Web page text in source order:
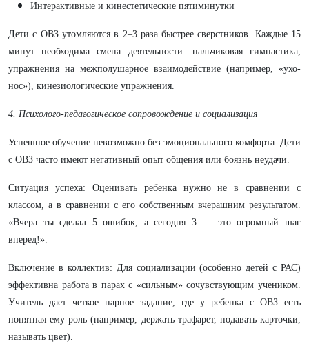
​Интерактивные и кинестетические пятиминутки
​Дети с ОВЗ утомляются в 2–3 раза быстрее сверстников. Каждые 15
минут необходима смена деятельности: пальчиковая гимнастика,
упражнения на межполушарное взаимодействие (например, «ухо-
нос»), кинезиологические упражнения.
4. Психолого-педагогическое сопровождение и социализация
​Успешное обучение невозможно без эмоционального комфорта. Дети
с ОВЗ часто имеют негативный опыт общения или боязнь неудачи.
​Ситуация успеха: Оценивать ребенка нужно не в сравнении с
классом, а в сравнении с его собственным вчерашним результатом.
«Вчера ты сделал 5 ошибок, а сегодня 3 — это огромный шаг
вперед!».
​Включение в коллектив: Для социализации (особенно детей с РАС)
эффективна работа в парах с «сильным» сочувствующим учеником.
Учитель дает четкое парное задание, где у ребенка с ОВЗ есть
понятная ему роль (например, держать трафарет, подавать карточки,
называть цвет).